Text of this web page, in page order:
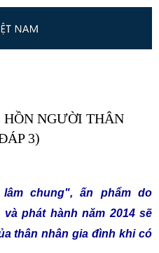
HỒN NGƯỜI THÂN
3)
chung", ấn phẩm do
phát hành năm 2014 sẽ
thân nhân gia đình khi có